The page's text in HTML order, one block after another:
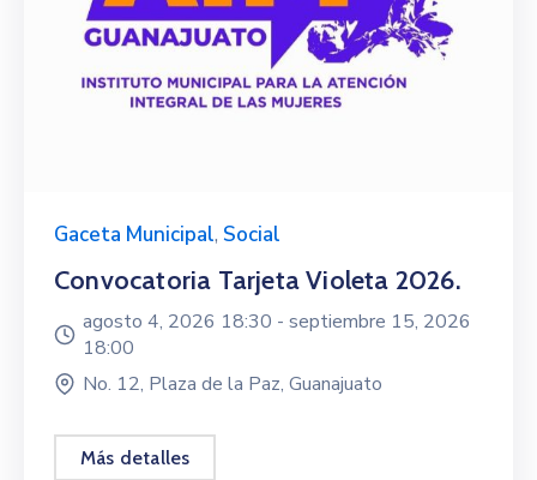
Gaceta Municipal, Social
Convocatoria Tarjeta Violeta 2026.
agosto 4, 2026 18:30 - septiembre 15, 2026
18:00
No. 12, Plaza de la Paz, Guanajuato
Más detalles